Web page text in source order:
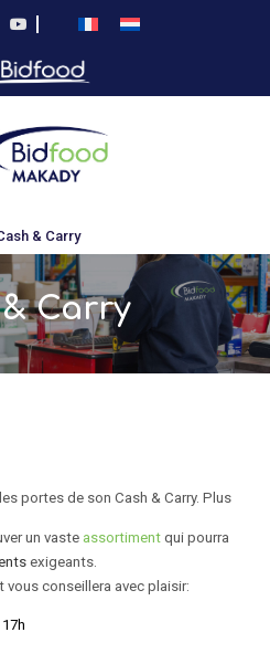
& Carry
Carry
portes de son Cash & Carry. Plus
un vaste assortiment qui pourra
exigeants.
conseillera avec plaisir: